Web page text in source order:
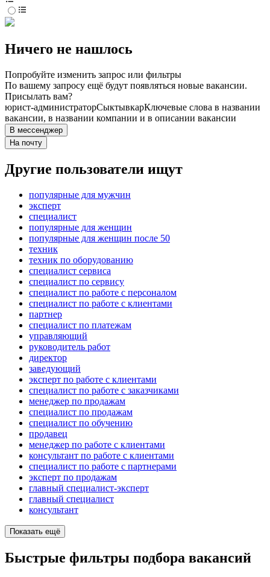
Ничего не нашлось
Попробуйте изменить запрос или фильтры
По вашему запросу ещё будут появляться новые вакансии.
Присылать вам?
юрист-администраторСыктывкарКлючевые слова в названии
вакансии, в названии компании и в описании вакансии
В мессенджер
На почту
Другие пользователи ищут
популярные для мужчин
эксперт
специалист
популярные для женщин
популярные для женщин после 50
техник
техник по оборудованию
специалист сервиса
специалист по сервису
специалист по работе с персоналом
специалист по работе с клиентами
партнер
специалист по платежам
управляющий
руководитель работ
директор
заведующий
эксперт по работе с клиентами
специалист по работе с заказчиками
менеджер по продажам
специалист по продажам
специалист по обучению
продавец
менеджер по работе с клиентами
консультант по работе с клиентами
специалист по работе с партнерами
эксперт по продажам
главный специалист-эксперт
главный специалист
консультант
Показать ещё
Быстрые фильтры подбора вакансий